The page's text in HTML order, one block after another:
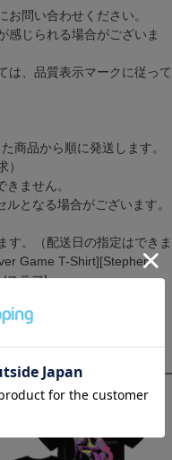
問い合わせください。
感じられる場合がございま
は、品質表示マークに従って
商品から順に発送します。
）
ません。
となる場合がございます。
す。（配送日の指定はできま
Game T-Shirt][Stephen
ステフ]
見ています！